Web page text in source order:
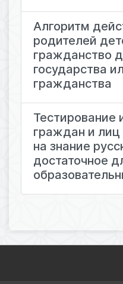
Алгоритм
родителей
гражданство
государства
гражданства
Тестирование
граждан и лиц
на знание
достаточное